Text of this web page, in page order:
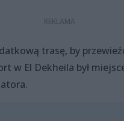
trasę, by
w El Dekheila był